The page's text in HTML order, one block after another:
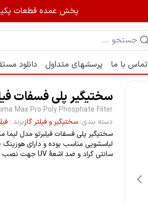
پخش عمده قطعات
تماس با ما پرسشهای متداول دانلود
سختیگیر پلی فسفات
Max Pro Poly Phosphate Filter
دسته بندی: سختیگیر و فیلتر گازبرند :
سختیگیر پلی فسفات فیلبرتو مدل
سانتی گراد و ضد اشعۀ UV جهت نصب در بالکن و محیط باز می باشد.